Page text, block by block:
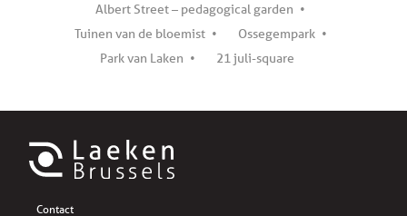
Albert Street – pedagogical garden
Tuinen van de bloemist
Ossegempark
Park van Laken
21 juli-square
Contact